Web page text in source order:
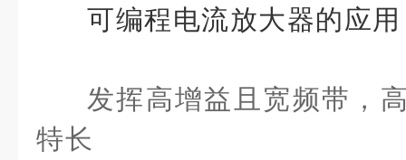
可编程电流放大器的应用
发挥高增益且宽频带，
特长